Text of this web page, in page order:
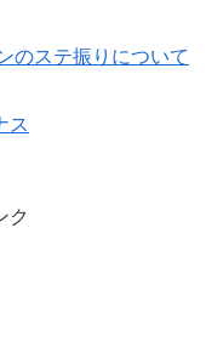
のステ振りについて
ス
ク